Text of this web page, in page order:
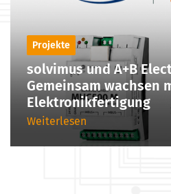
Projekte
solvimus und A+B
Gemeinsam wachsen
Elektronikfertigung
Weiterlesen